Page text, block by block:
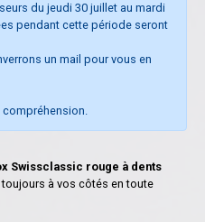
du jeudi 30 juillet au mardi
pendant cette période seront
un mail pour vous en
Swissclassic rouge à dents
à vos côtés en toute